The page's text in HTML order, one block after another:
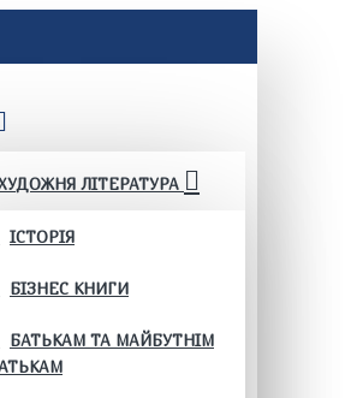
ЛІТЕРАТУРА
ІСТОРІЯ
БІЗНЕС КНИГИ
БАТЬКАМ ТА МАЙБУТНІМ